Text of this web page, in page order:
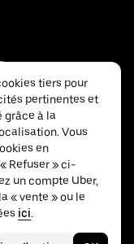
tiers pour
pertinentes et
grâce à la
Vous
en
Refuser » ci-
un compte Uber,
« vente » ou le
ici.